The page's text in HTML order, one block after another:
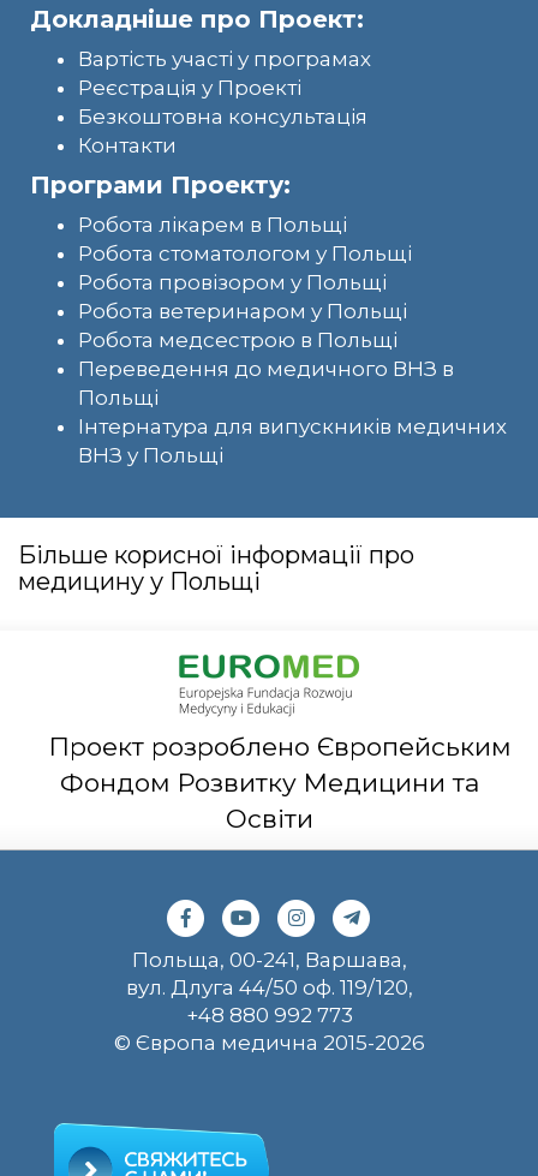
Докладніше про Проект:
Вартість участі у програмах
Реєстрація у Проекті
Безкоштовна консультація
Контакти
Програми Проекту:
Робота лікарем в Польщі
Робота стоматологом у Польщі
Робота провізором у Польщі
Робота ветеринаром у Польщі
Робота медсестрою в Польщі
Переведення до медичного ВНЗ в
Польщі
Інтернатура для випускників медичних
ВНЗ у Польщі
Більше корисної інформації про
медицину у Польщі
Проект розроблено Європейським
Фондом Розвитку Медицини та
Освіти
Польща, 00-241, Варшава,
вул. Длуга 44/50 оф. 119/120,
+48 880 992 773
© Європа медична 2015-2026